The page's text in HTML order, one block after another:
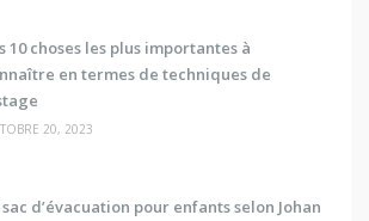
10 choses les plus importantes à
en termes de techniques de
20, 2023
sac d’évacuation pour enfants selon Johan